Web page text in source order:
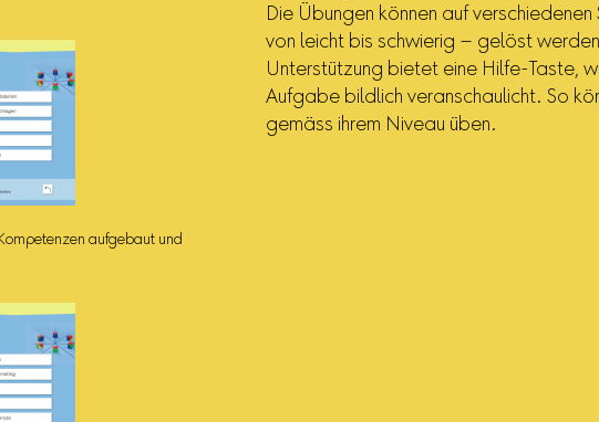
aufgebaut und
Die Übungen können auf
von leicht bis schwierig – gelöst
Unterstützung bietet eine Hilfe-Taste,
Aufgabe bildlich veranschaulicht. So
gemäss ihrem Niveau üben.